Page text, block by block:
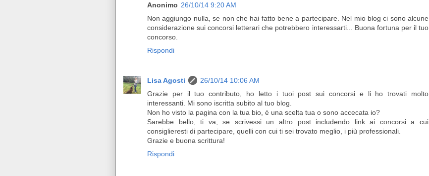
Anonimo 26/10/14 9:20 AM
Non aggiungo nulla, se non che hai fatto bene a partecipare. Nel mio blog ci sono alcune
considerazione sui concorsi letterari che potrebbero interessarti... Buona fortuna per il tuo
concorso.
Rispondi
Lisa Agosti
26/10/14 10:06 AM
Grazie per il tuo contributo, ho letto i tuoi post sui concorsi e li ho trovati molto
interessanti. Mi sono iscritta subito al tuo blog.
Non ho visto la pagina con la tua bio, è una scelta tua o sono accecata io?
Sarebbe bello, ti va, se scrivessi un altro post includendo link ai concorsi a cui
consiglieresti di partecipare, quelli con cui ti sei trovato meglio, i più professionali.
Grazie e buona scrittura!
Rispondi